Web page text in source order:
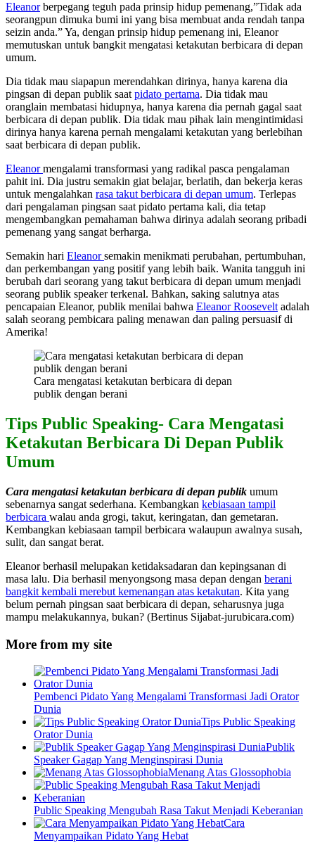
Eleanorberpegang teguh pada prinsip hidup pemenang,”Tidak ada
seorangpun dimuka bumi ini yang bisa membuat anda rendah tanpa
seizin anda.” Ya, dengan prinsip hidup pemenang ini, Eleanor
memutuskan untuk bangkit mengatasi ketakutan berbicara di depan
umum.
Dia tidak mau siapapun merendahkan dirinya, hanya karena dia
pingsan di depan publik saat pidato pertama. Dia tidak mau
oranglain membatasi hidupnya, hanya karena dia pernah gagal saat
berbicara di depan publik. Dia tidak mau pihak lain mengintimidasi
dirinya hanya karena pernah mengalami ketakutan yang berlebihan
saat berbicara di depan publik.
Eleanormengalami transformasi yang radikal pasca pengalaman
pahit ini. Dia justru semakin giat belajar, berlatih, dan bekerja keras
untuk mengalahkan rasa takut berbicara di depan umum. Terlepas
dari pengalaman pingsan saat pidato pertama kali, dia tetap
mengembangkan pemahaman bahwa dirinya adalah seorang pribadi
pemenang yang sangat berharga.
Semakin hari Eleanorsemakin menikmati perubahan, pertumbuhan,
dan perkembangan yang positif yang lebih baik. Wanita tangguh ini
berubah dari seorang yang takut berbicara di depan umum menjadi
seorang publik speaker terkenal. Bahkan, saking salutnya atas
pencapaian Eleanor, publik menilai bahwa Eleanor Roosevelt adalah
salah seorang pembicara paling menawan dan paling persuasif di
Amerika!
Cara mengatasi ketakutan berbicara di depan
publik dengan berani
Tips Public Speaking- Cara Mengatasi
Ketakutan Berbicara Di Depan Publik
Umum
Cara mengatasi ketakutan berbicara di depan publik umum
sebenarnya sangat sederhana. Kembangkan kebiasaan tampil
berbicara walau anda grogi, takut, keringatan, dan gemetaran.
Kembangkan kebiasaan tampil berbicara walaupun awalnya susah,
sulit, dan sangat berat.
Eleanor berhasil melupakan ketidaksadaran dan kepingsanan di
masa lalu. Dia berhasil menyongsong masa depan dengan berani
bangkit kembali merebut kemenangan atas ketakutan. Kita yang
belum pernah pingsan saat berbicara di depan, seharusnya juga
mampu melakukannya, bukan? (Bertinus Sijabat-jurubicara.com)
More from my site
Pembenci Pidato Yang Mengalami Transformasi Jadi Orator
Dunia
Tips Public Speaking
Orator Dunia
Publik
Speaker Gagap Yang Menginspirasi Dunia
Menang Atas Glossophobia
Public Speaking Mengubah Rasa Takut Menjadi Keberanian
Cara
Menyampaikan Pidato Yang Hebat